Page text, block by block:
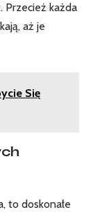
Przecież ‌każda
aż je
Się
to ⁢doskonałe